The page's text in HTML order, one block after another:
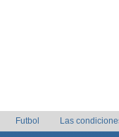
Futbol Las